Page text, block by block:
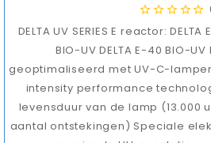
DELTA UV SERIES E reactor: DELTA
BIO-UV DELTA E-40 BIO-
geoptimaliseerd met UV-C-
intensity performance
levensduur van de lamp (13.000
aantal ontstekingen) Speciale